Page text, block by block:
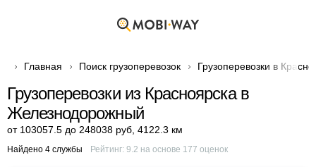
Главная Поиск грузоперевозок Грузоперевозки в
Грузоперевозки из Красноярска в
Железнодорожный
от 103057.5 до 248038 руб 4122.3 км
Найдено 4 службы Рейтинг: 9.2 на основе 177 оценок